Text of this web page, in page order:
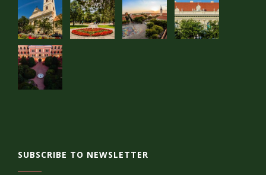
SUBSCRIBE TO NEWSLETTER